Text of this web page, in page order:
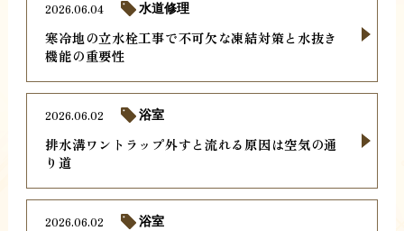
寒冷地の立水栓工事で不可欠な凍結対策と水抜き
機能の重要性
2026.06.04 水道修理
排水溝ワントラップ外すと流れる原因は空気の通
り道
2026.06.02 浴室
2026.06.02 浴室